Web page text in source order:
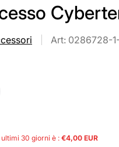
Art: 0286728-
30 giorni è : €4,00 EUR